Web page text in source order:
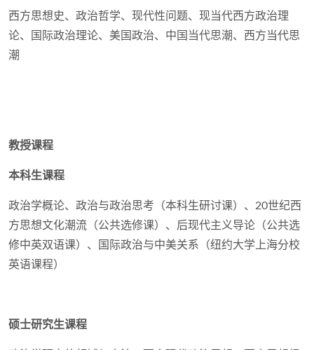
西方思想史、政治哲学、现代性问题、现当代西方政治理
论、国际政治理论、美国政治、中国当代思潮、西方当代思
潮
教授课程
本科生课程
政治学概论、政治与政治思考（本科生研讨课）、20世纪西
方思想文化潮流（公共选修课）、后现代主义导论（公共选
修中英双语课）、国际政治与中美关系（纽约大学上海分校
英语课程）
硕士研究生课程